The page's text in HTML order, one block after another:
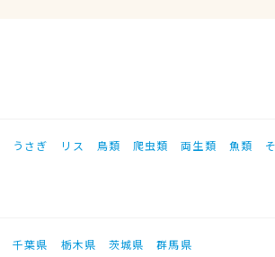
うさぎ リス 鳥類 爬虫類 両生類 魚類
千葉県 栃木県 茨城県
群馬県